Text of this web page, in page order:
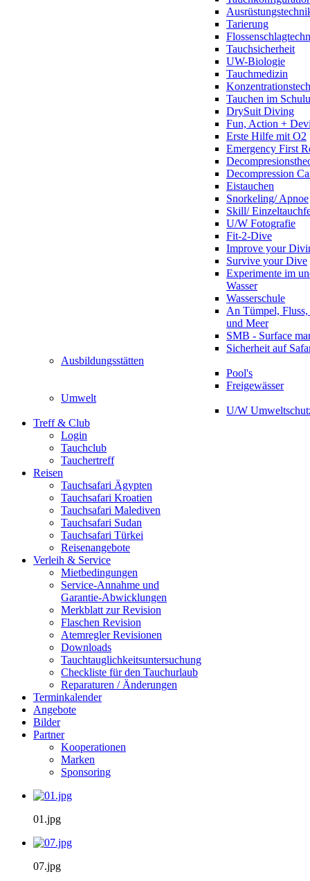
Tarierung
Tauchsicherheit
UW-Biologie
Tauchmedizin
Tauchen im
DrySuit Diving
Fun, Action +
Erste Hilfe mit O2
Emergency First
Decompression
Eistauchen
Snorkeling/ Apnoe
Skill/
U/W Fotografie
Fit-2-Dive
Improve your
Survive your Dive
Experimente im
Wasser
Wasserschule
An Tümpel,
und Meer
SMB - Surface
Sicherheit auf
Ausbildungsstätten
Pool's
Freigewässer
Umwelt
U/W
Treff & Club
Login
Tauchclub
Tauchertreff
Reisen
Tauchsafari Ägypten
Tauchsafari Kroatien
Tauchsafari Malediven
Tauchsafari Sudan
Tauchsafari Türkei
Reisenangebote
Verleih & Service
Mietbedingungen
Service-Annahme und
Garantie-Abwicklungen
Merkblatt zur Revision
Flaschen Revision
Atemregler Revisionen
Downloads
Tauchtauglichkeitsuntersuchung
Checkliste für den Tauchurlaub
Reparaturen / Änderungen
Terminkalender
Angebote
Bilder
Partner
Kooperationen
Marken
Sponsoring
01.jpg
07.jpg